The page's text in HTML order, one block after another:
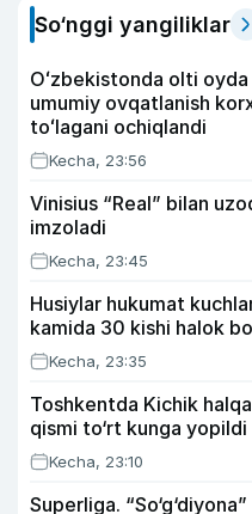
So‘nggi yangiliklar
Oʻzbekistonda olti
umumiy ovqatlanish
toʻlagani ochiqlandi
Kecha, 23:56
Vinisius “Real” bilan
imzoladi
Kecha, 23:45
Husiylar hukumat
kamida 30 kishi halok
Kecha, 23:35
Toshkentda Kichik
qismi to‘rt kunga
Kecha, 23:10
Superliga.